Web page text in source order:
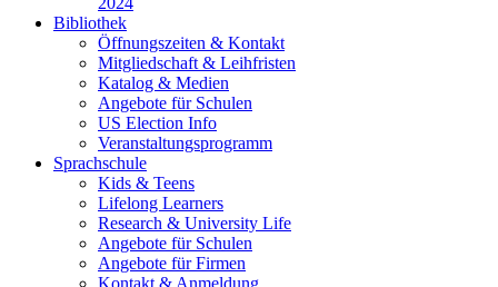
Bibliothek
Öffnungszeiten & Kontakt
Mitgliedschaft & Leihfristen
Katalog & Medien
Angebote für Schulen
US Election Info
Veranstaltungsprogramm
Sprachschule
Kids & Teens
Lifelong Learners
Research & University Life
Angebote für Schulen
Angebote für Firmen
Kontakt & Anmeldung